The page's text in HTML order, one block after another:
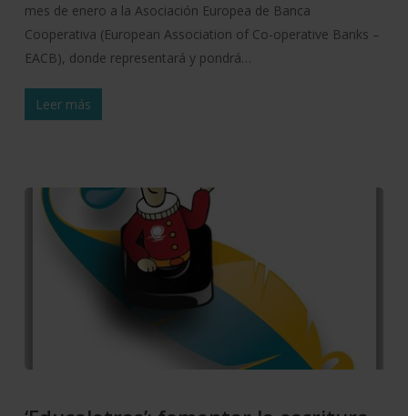
mes de enero a la Asociación Europea de Banca
Cooperativa (European Association of Co-operative Banks –
EACB), donde representará y pondrá…
Leer más